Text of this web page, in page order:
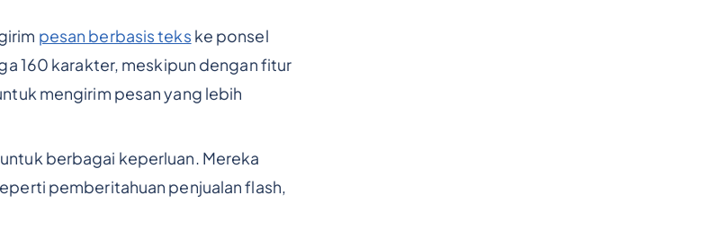
pesan berbasis teks ke ponsel
160 karakter, meskipun dengan fitur
mengirim pesan yang lebih
berbagai keperluan. Mereka
pemberitahuan penjualan flash,